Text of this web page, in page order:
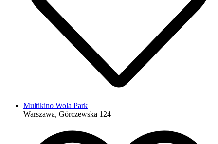
Multikino Wola Park
Warszawa, Górczewska 124